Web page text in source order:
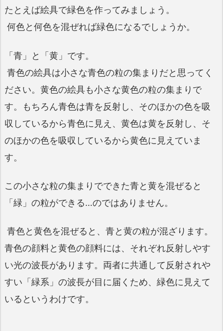
たとえば絵具で緑色を作ってみましょう。
何色と何色を混ぜれば緑色になるでしょうか。
「青」と「黄」です。
青色の絵具は小さな青色の粒の集まりだと思ってく
ださい。黄色の絵具も小さな黄色の粒の集まりで
す。もちろん青色は青を反射し、そのほかの色を吸
収しているから青色に見え、黄色は黄を反射し、そ
のほかの色を吸収しているから黄色に見えていま
す。
この小さな粒の集まりでできた青と黄を混ぜると
「緑」の粒ができる…のではありません。
青色と黄色を混ぜると、青と黄の粒が混ざります。
青色の顔料と黄色の顔料には、それぞれ反射しやす
い光の波長があります。両者に共通して反射されや
すい「緑系」の波長が目に届くため、緑色に見えて
いるというわけです。